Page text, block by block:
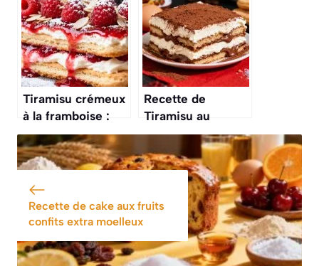
original
Tiramisu crémeux
à la framboise :
recette
gourmande
Recette de
Tiramisu au
Nutella : délice
Gourmand
Recette de cake aux fruits
confits extra moelleux